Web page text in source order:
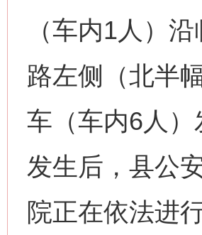
（车内1人）
路左侧（北半
车（车内6人
发生后，县公
院正在依法进